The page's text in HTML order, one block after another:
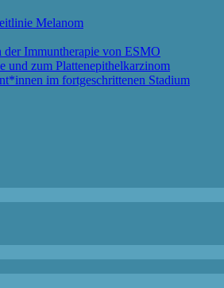
Melanom
Immuntherapie von ESMO
und zum Plattenepithelkarzinom
im fortgeschrittenen Stadium